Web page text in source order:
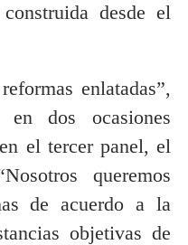
desde el
enlatadas”,
en dos ocasiones
el tercer panel, el
queremos
de acuerdo a la
objetivas de